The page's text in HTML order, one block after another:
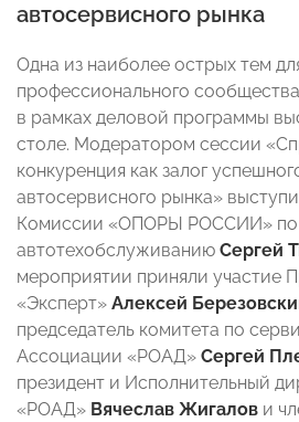
автосервисного рынка
Одна из наиболее острых тем
профессионального
в рамках деловой программы
столе. Модератором сессии
конкуренция как залог
автосервисного рынка»
Комиссии «ОПОРЫ РОССИИ» по
автотехобслуживанию Сергей
мероприятии приняли участие
«Эксперт» Алексей
председатель комитета по
Ассоциации «РОАД» Сергей
президент и Исполнительный
«РОАД» Вячеслав Жигалов и